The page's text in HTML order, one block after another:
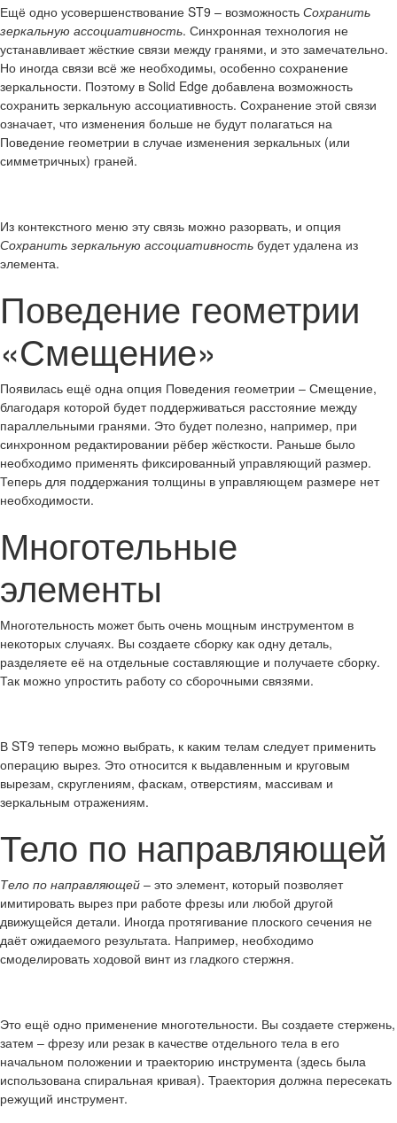
Ещё одно усовершенствование ST9 – возможность Сохранить
зеркальную ассоциативность. Синхронная технология не
устанавливает жёсткие связи между гранями, и это замечательно.
Но иногда связи всё же необходимы, особенно сохранение
зеркальности. Поэтому в Solid Edge добавлена возможность
сохранить зеркальную ассоциативность. Сохранение этой связи
означает, что изменения больше не будут полагаться на
Поведение геометрии в случае изменения зеркальных (или
симметричных) граней.
Из контекстного меню эту связь можно разорвать, и опция
Сохранить зеркальную ассоциативность будет удалена из
элемента.
Поведение геометрии
«Смещение»
Появилась ещё одна опция Поведения геометрии – Смещение,
благодаря которой будет поддерживаться расстояние между
параллельными гранями. Это будет полезно, например, при
синхронном редактировании рёбер жёсткости. Раньше было
необходимо применять фиксированный управляющий размер.
Теперь для поддержания толщины в управляющем размере нет
необходимости.
Многотельные
элементы
Многотельность может быть очень мощным инструментом в
некоторых случаях. Вы создаете сборку как одну деталь,
разделяете её на отдельные составляющие и получаете сборку.
Так можно упростить работу со сборочными связями.
В ST9 теперь можно выбрать, к каким телам следует применить
операцию вырез. Это относится к выдавленным и круговым
вырезам, скруглениям, фаскам, отверстиям, массивам и
зеркальным отражениям.
Тело по направляющей
Тело по направляющей – это элемент, который позволяет
имитировать вырез при работе фрезы или любой другой
движущейся детали. Иногда протягивание плоского сечения не
даёт ожидаемого результата. Например, необходимо
смоделировать ходовой винт из гладкого стержня.
Это ещё одно применение многотельности. Вы создаете стержень,
затем – фрезу или резак в качестве отдельного тела в его
начальном положении и траекторию инструмента (здесь была
использована спиральная кривая). Траектория должна пересекать
режущий инструмент.